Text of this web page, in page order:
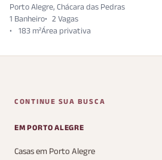
Porto Alegre, Chácara das Pedras
1 Banheiro
2 Vagas
183 m²
CONTINUE SUA BUSCA
EM PORTO ALEGRE
Casas em Porto Alegre